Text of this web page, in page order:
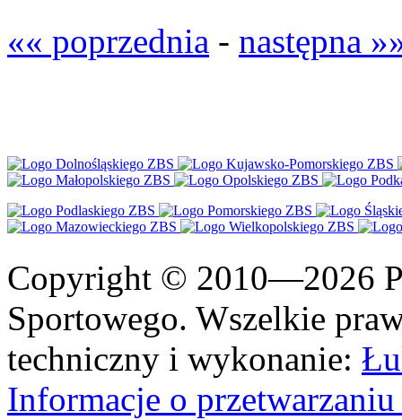
«« poprzednia - następna
Copyright © 2010—2026
Sportowego. Wszelkie
techniczny i wykonanie:
Informacje o